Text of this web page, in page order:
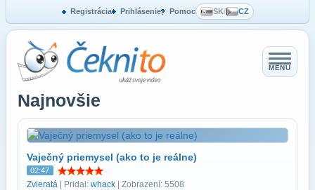
Registrácia Prihlásenie Pomoc SK/ CZ
MENU
Najnovšie
Vaječný priemysel (ako to je reálne)
02:47
Zvieratá | Pridal: whack | Zobrazení: 5508